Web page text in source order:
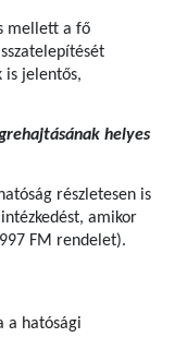
mellett a fő
is jelentős,
helyes
részletesen is
amikor
FM rendelet).
a hatósági